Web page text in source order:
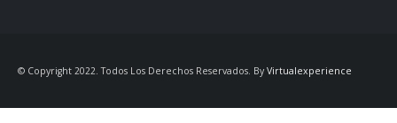
© Copyright 2022. Todos Los Derechos Reservados. By Virtualexperience